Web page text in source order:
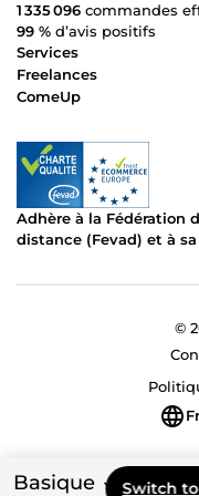
Basique
Communication
besoins ✔️
Contactez-moi dès
besoins !
Switch
1 335 096 commandes
99 % d’avis positifs
Services
Freelances
ComeUp
Adhère à la Fédération
distance (Fevad) et à
©